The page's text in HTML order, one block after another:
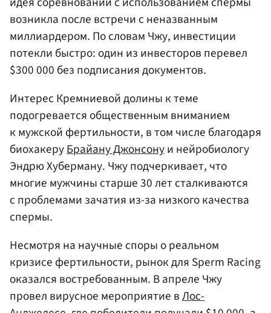
возникла после встречи с неназванным
миллиардером. По словам Чжу, инвестиции
потекли быстро: один из инвесторов перевел
$300 000 без подписания документов.
Интерес Кремниевой долины к теме
подогревается общественным вниманием
к мужской фертильности, в том числе благодаря
биохакеруБрайану Джонсонуи нейробиологу
Эндрю Хуберману. Чжу подчеркивает, что
многие мужчины старше 30 лет сталкиваются
с проблемами зачатия из-за низкого качества
спермы.
Несмотря на научные споры о реальном
кризисе фертильности, рынок для Sperm Racing
оказался востребованным. В апреле Чжу
провел вирусное мероприятие вЛос-